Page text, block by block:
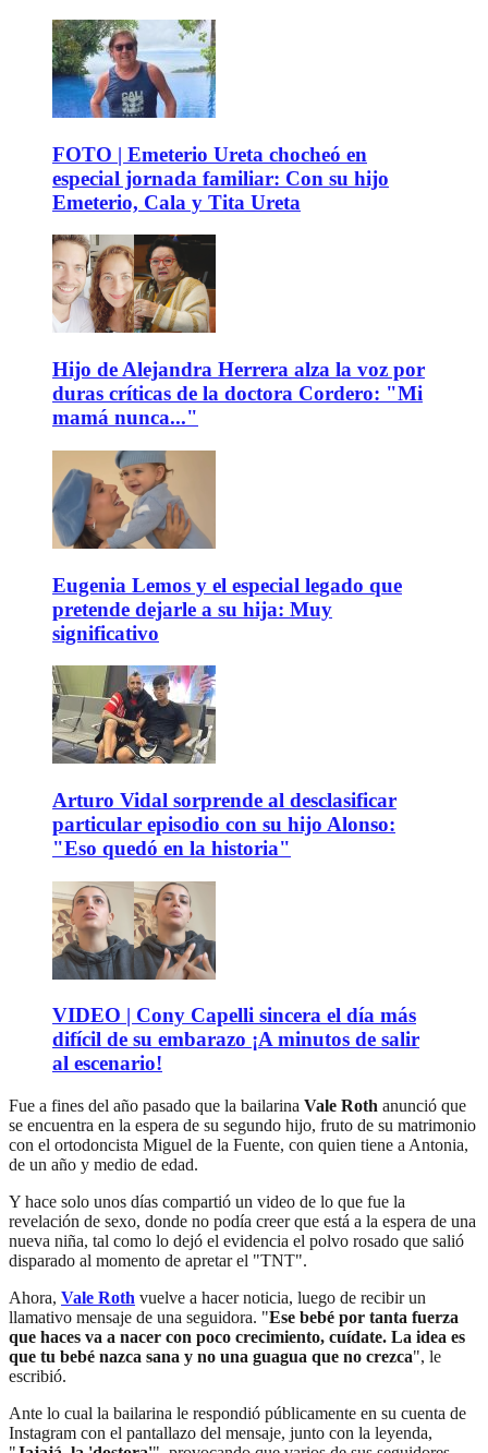
FOTO | Emeterio Ureta chocheó en
especial jornada familiar: Con su hijo
Emeterio, Cala y Tita Ureta
Hijo de Alejandra Herrera alza la voz por
duras críticas de la doctora Cordero: "Mi
mamá nunca..."
Eugenia Lemos y el especial legado que
pretende dejarle a su hija: Muy
significativo
Arturo Vidal sorprende al desclasificar
particular episodio con su hijo Alonso:
"Eso quedó en la historia"
VIDEO | Cony Capelli sincera el día más
difícil de su embarazo ¡A minutos de salir
al escenario!
Fue a fines del año pasado que la bailarina Vale Roth anunció que
se encuentra en la espera de su segundo hijo, fruto de su matrimonio
con el ortodoncista Miguel de la Fuente, con quien tiene a Antonia,
de un año y medio de edad.
Y hace solo unos días compartió un video de lo que fue la
revelación de sexo, donde no podía creer que está a la espera de una
nueva niña, tal como lo dejó el evidencia el polvo rosado que salió
disparado al momento de apretar el "TNT".
Ahora, Vale Roth vuelve a hacer noticia, luego de recibir un
llamativo mensaje de una seguidora. "Ese bebé por tanta fuerza
que haces va a nacer con poco crecimiento, cuídate. La idea es
que tu bebé nazca sana y no una guagua que no crezca", le
escribió.
Ante lo cual la bailarina le respondió públicamente en su cuenta de
Instagram con el pantallazo del mensaje, junto con la leyenda,